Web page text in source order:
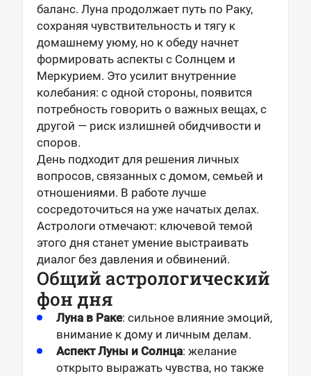
баланс. Луна продолжает путь по Раку,
сохраняя чувствительность и тягу к
домашнему уюму, но к обеду начнет
формировать аспекты с Солнцем и
Меркурием. Это усилит внутренние
колебания: с одной стороны, появится
потребность говорить о важных вещах, с
другой — риск излишней обидчивости и
споров.
День подходит для решения личных
вопросов, связанных с домом, семьей и
отношениями. В работе лучше
сосредоточиться на уже начатых делах.
Астрологи отмечают: ключевой темой
этого дня станет умение выстраивать
диалог без давления и обвинений.
Общий астрологический
фон дня
Луна в Раке: сильное влияние эмоций,
внимание к дому и личным делам.
Аспект Луны и Солнца: желание
открыто выражать чувства, но также